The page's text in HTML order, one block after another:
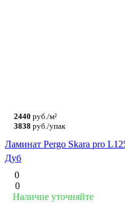
2440 руб./м²
3838 руб./упак
Ламинат Pergo Skara pro
Дуб
0
0
Наличие уточняйте